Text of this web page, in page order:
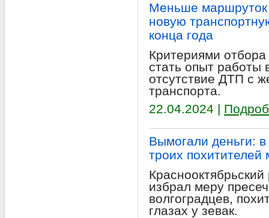
Меньше
новую
конца года
Критериями
стать опыт работы
отсутствие ДТП с
транспорта.
22.04.2024 |
Вымогали деньги:
троих
избрал меру
волгоградцев,
глазах у зевак.